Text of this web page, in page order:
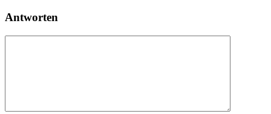
Antworten